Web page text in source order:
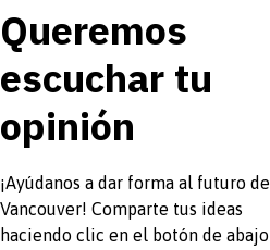
Queremos
escuchar tu
opinión
¡Ayúdanos a dar forma al futuro de
Vancouver! Comparte tus ideas
haciendo clic en el botón de abajo